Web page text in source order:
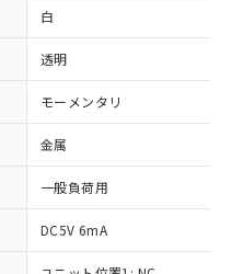
白
透明
モーメンタリ
金属
一般負荷用
DC5V 6mA